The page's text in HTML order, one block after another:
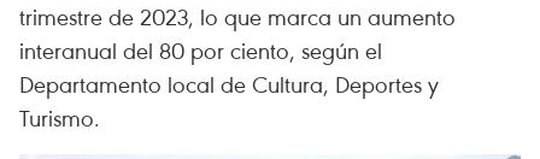
trimestre de 2023, lo que marca un aumento
interanual del 80 por ciento, según el
Departamento local de Cultura, Deportes y
Turismo.